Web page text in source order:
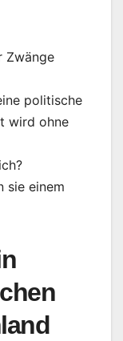
Zwänge
politische
wird ohne
sie einem